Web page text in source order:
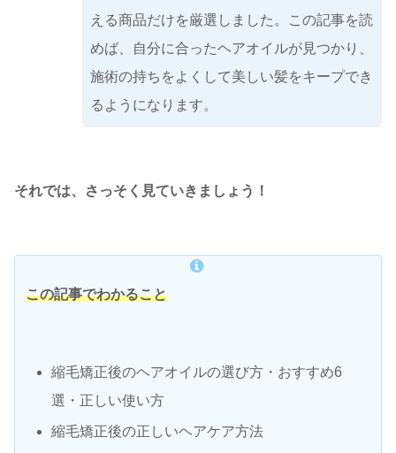
える商品だけを厳選しました。この記事を読
めば、自分に合ったヘアオイルが見つかり、
施術の持ちをよくして美しい髪をキープでき
るようになります。
それでは、さっそく見ていきましょう！
この記事でわかること
縮毛矯正後のヘアオイルの選び方・おすすめ6
選・正しい使い方
縮毛矯正後の正しいヘアケア方法